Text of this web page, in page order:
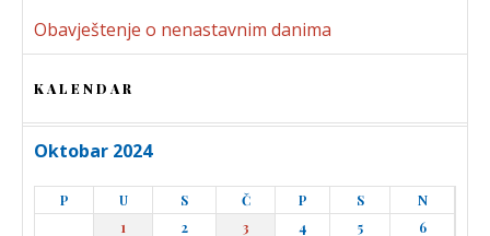
Obavještenje o nenastavnim danima
KALENDAR
Oktobar 2024
P U S Č P S
N
1
2 3 4 5
6